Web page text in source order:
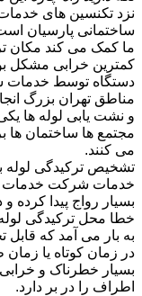
نزد تکنسین های
ساختمانی پارسیان
ما کمک می کند مکان
کمترین خرابی مشکل
دستگاه توسط خدمات
مناطق تهران بزرگ
و نشت یابی لوله ها
مجتمع ها ساختمان
می کنند.
تشخیص ترکیدگی لوله
خدمات شرکت خدمات
بسیار رواج پیدا
خطا محل ترکیدگی
به بار می آمد که
در زمان کوتاه یا
بسیار خطرناک و
اطراف را در بر دارد.